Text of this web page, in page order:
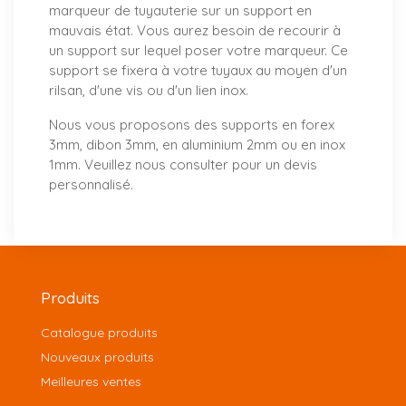
marqueur de tuyauterie sur un support en
mauvais état. Vous aurez besoin de recourir à
un support sur lequel poser votre marqueur. Ce
support se fixera à votre tuyaux au moyen d'un
rilsan, d'une vis ou d'un lien inox.
Nous vous proposons des supports en forex
3mm, dibon 3mm, en aluminium 2mm ou en inox
1mm. Veuillez nous consulter pour un devis
personnalisé.
Produits
Catalogue produits
Nouveaux produits
Meilleures ventes